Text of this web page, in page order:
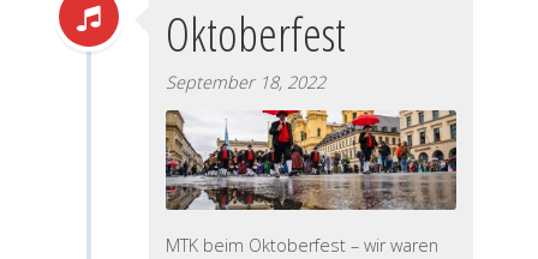
Oktoberfest
September 18, 2022
MTK beim Oktoberfest – wir waren